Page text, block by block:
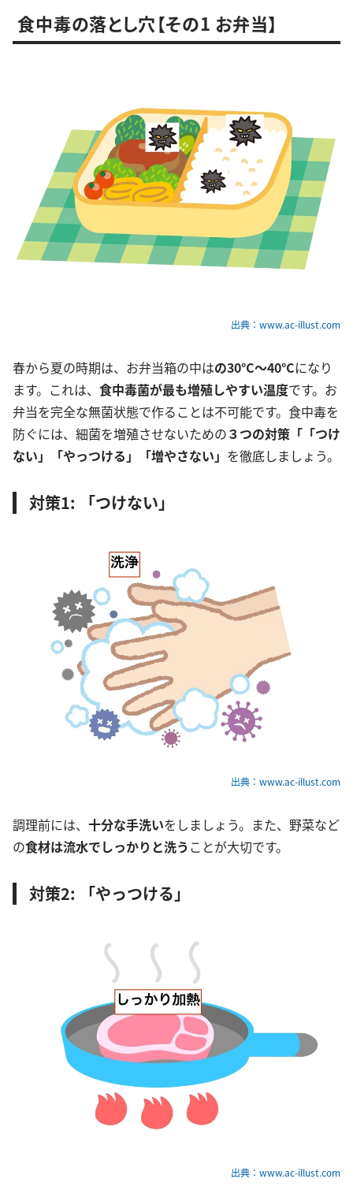
食中毒の落とし穴【その1 お弁当】
出典：www.ac-illust.com
春から夏の時期は、お弁当箱の中はの30°C〜40°Cになり
ます。これは、 食中毒菌が最も増殖しやすい温度です。お
弁当を完全な無菌状態で作ることは不可能です。食中毒を
防ぐには、細菌を増殖させないための３つの対策 「「つけ
ない」
「やっつける」「増やさない」 を徹底しましょう。
対策1: 「つけない」
出典：www.ac-illust.com
調理前には、 十分な手洗いをしましょう。また、野菜など
の食材は流水でしっかりと洗うことが大切です。
対策2: 「やっつける」
出典：www.ac-illust.com